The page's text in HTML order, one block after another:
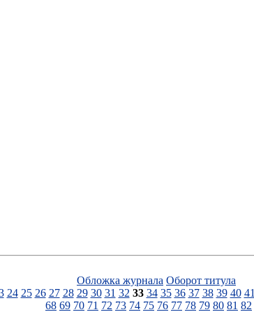
Обложка журнала Оборот титула
24 25 26 27 28 29 30 31 32 33 34 35 36 37 38 39 40 41
68 69 70 71 72 73 74 75 76 77 78 79 80 81 82